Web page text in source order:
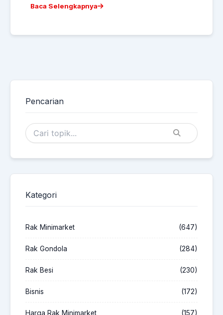
Baca Selengkapnya
Pencarian
Kategori
Rak Minimarket (647)
Rak Gondola (284)
Rak Besi (230)
Bisnis (172)
Harga Rak Minimarket (157)